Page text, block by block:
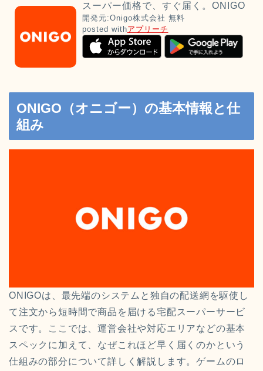
スーパー価格で、すぐ届く。ONIGO
開発元:Onigo株式会社 無料
posted withアプリーチ
ONIGO（オニゴー）の基本情報と仕
組み
ONIGOは、最先端のシステムと独自の配送網を駆使し
て注文から短時間で商品を届ける宅配スーパーサービ
スです。ここでは、運営会社や対応エリアなどの基本
スペックに加えて、なぜこれほど早く届くのかという
仕組みの部分について詳しく解説します。ゲームのロ